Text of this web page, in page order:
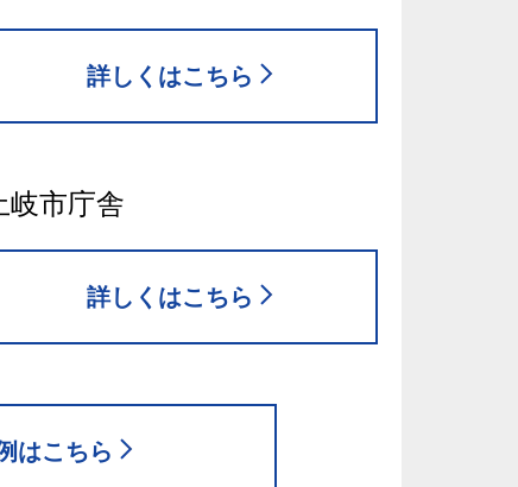
詳しくはこちら
岐市庁舎
詳しくはこちら
はこちら